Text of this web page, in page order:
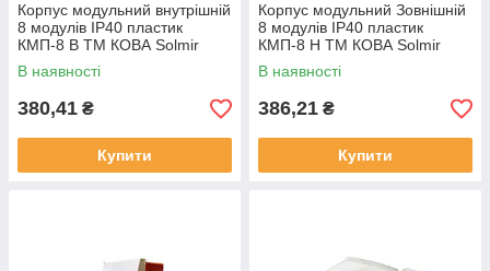
Корпус модульний внутрішній
8 модулів IP40 пластик
КМП-8 В ТМ КОВА Solmir
В наявності
380,41 ₴
Купити
Корпус модульний Зовнішній
8 модулів IP40 пластик
КМП-8 Н ТМ КОВА Solmir
В наявності
386,21 ₴
Купити